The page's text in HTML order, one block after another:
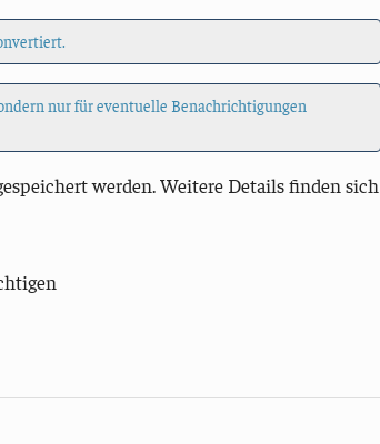
nur für eventuelle Benachrichtigungen
werden. Weitere Details finden sich